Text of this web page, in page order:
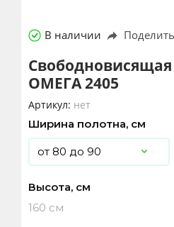
В наличии
ОМЕГА 2405
Артикул: нет
Ширина полотна, см
Высота, см
160 см